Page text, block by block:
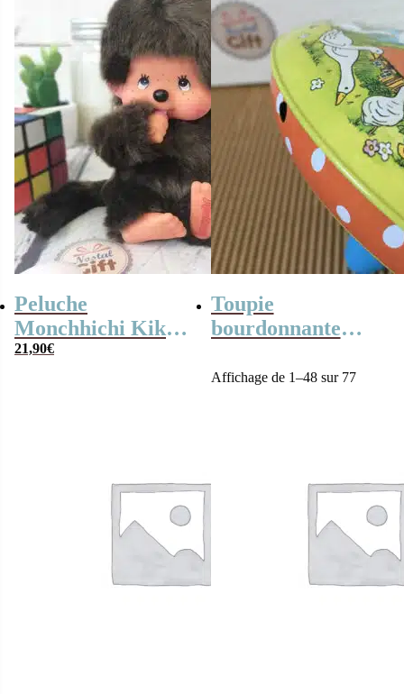
(6-12 mois)
19,90€.
Peluche
Monchhichi Kiki
l’original (20 cm)
21,90€
Toupie
bourdonnante
14,5 cm
Affichage de 1–48 sur 77